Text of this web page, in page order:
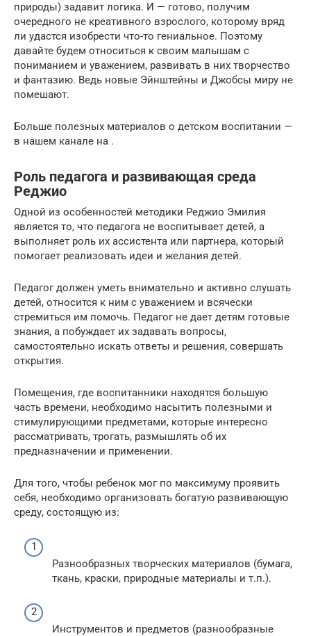
природы) задавит логика. И — готово, получим
очередного не креативного взрослого, которому вряд
ли удастся изобрести что-то гениальное. Поэтому
давайте будем относиться к своим малышам с
пониманием и уважением, развивать в них творчество
и фантазию. Ведь новые Эйнштейны и Джобсы миру не
помешают.
Больше полезных материалов о детском воспитании —
в нашем канале на .
Роль педагога и развивающая среда
Реджио
Одной из особенностей методики Реджио Эмилия
является то, что педагога не воспитывает детей, а
выполняет роль их ассистента или партнера, который
помогает реализовать идеи и желания детей.
Педагог должен уметь внимательно и активно слушать
детей, относится к ним с уважением и всячески
стремиться им помочь. Педагог не дает детям готовые
знания, а побуждает их задавать вопросы,
самостоятельно искать ответы и решения, совершать
открытия.
Помещения, где воспитанники находятся большую
часть времени, необходимо насытить полезными и
стимулирующими предметами, которые интересно
рассматривать, трогать, размышлять об их
предназначении и применении.
Для того, чтобы ребенок мог по максимуму проявить
себя, необходимо организовать богатую развивающую
среду, состоящую из:
Разнообразных творческих материалов (бумага,
ткань, краски, природные материалы и т.п.).
Инструментов и предметов (разнообразные